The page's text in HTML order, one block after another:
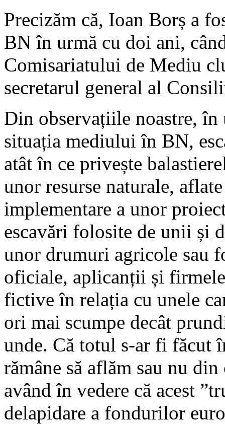
Precizăm că, Ioan Borș a
BN în urmă cu doi ani,
Comisariatului de Mediu
secretarul general al
Din observațiile noastre,
situația mediului în BN,
atât în ce privește
unor resurse naturale,
implementare a unor
escavări folosite de unii și
unor drumuri agricole sau
oficiale, aplicanții și
fictive în relația cu unele
ori mai scumpe decât
unde. Că totul s-ar fi făcut
rămâne să aflăm sau nu
având în vedere că acest
delapidare a fondurilor